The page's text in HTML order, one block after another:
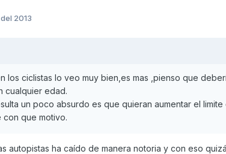
2013
los ciclistas lo veo muy bien,es mas ,pienso que
cualquier edad.
un poco absurdo es que quieran aumentar el
con que motivo.
autopistas ha caído de manera notoria y con eso